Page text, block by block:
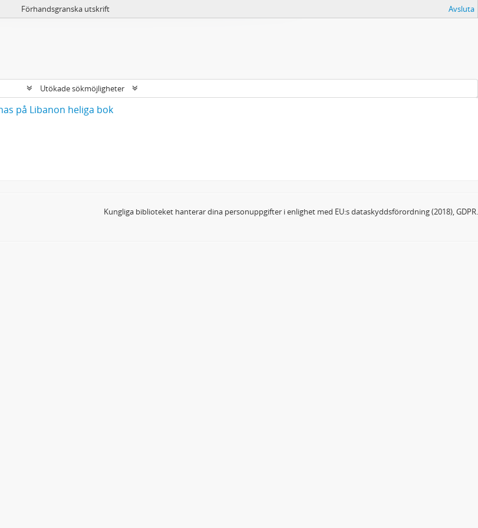
Förhandsgranska utskrift Avsluta
Utökade sökmöjligheter
på Libanon heliga bok
Kungliga biblioteket hanterar dina personuppgifter i enlighet med EU:s dataskyddsförordning (2018), GDPR.